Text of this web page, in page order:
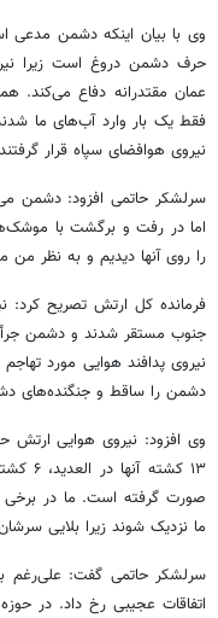
وی با بیان اینکه دشمن
عمان مقتدرانه دفاع می‌کند.
فقط یک بار وارد آب‌های ما
نیروی هوافضای سپاه قرار
سرلشکر حاتمی افزود: دشمن
اما در رفت و برگشت با
را روی آنها دیدیم و به نظر من
فرمانده کل ارتش تصریح کرد:
جنوب مستقر شدند و دشمن
نیروی پدافند هوایی مورد
دشمن را ساقط و جنگنده‌های
وی افزود: نیروی هوایی ارتش
صورت گرفته است. ما در برخی
ما نزدیک شوند زیرا بلایی
سرلشکر حاتمی گفت: علی‌رغم
اتفاقات عجیبی رخ داد. در